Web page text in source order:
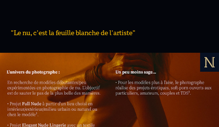
"Le nu, c'est la feuille blanche de l'artiste"